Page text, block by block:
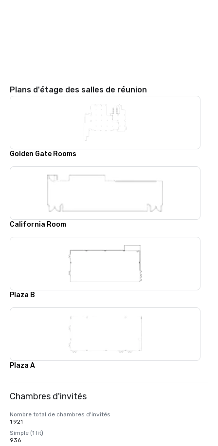
Plans d'étage des salles de réunion
Golden Gate Rooms
California Room
Plaza B
Plaza A
Chambres d'invités
Nombre total de chambres d'invités
1 921
Simple (1 lit)
936